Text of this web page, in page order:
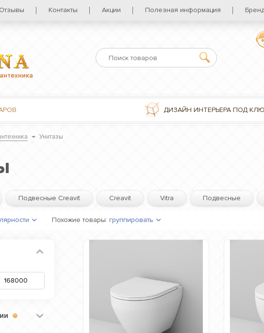
Отзывы Контакты Акции Полезная информация
ДИЗАЙН ИНТЕРЬЕРА ПОД
→ Унитазы
Подвесные Creavit Creavit Vitra Подвесные
Похожие товары: группировать